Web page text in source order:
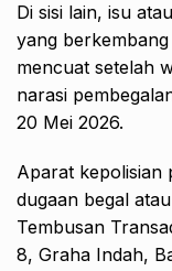
Di sisi lain, isu
yang
mencuat setelah
narasi
20 Mei 2026.
Aparat kepolisian
dugaan begal
Tembusan
8, Graha Indah,